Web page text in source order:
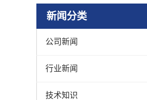
新闻分类
公司新闻
行业新闻
技术知识